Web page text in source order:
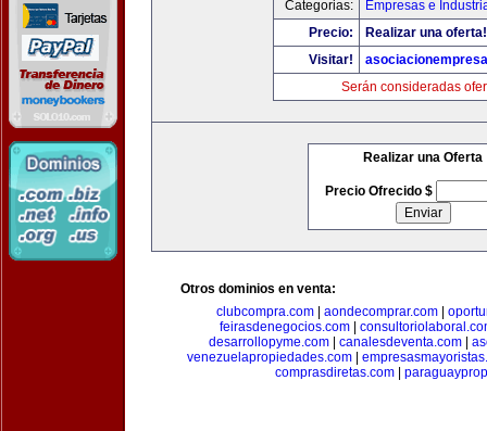
Categorias:
Empresas e
Precio:
Realizar una oferta!
Visitar!
Serán consideradas
Realizar una Oferta
Precio Ofrecido $
Otros dominios en venta:
clubcompra.com
aondecomprar.com
feirasdenegocios.com|
desarrollopyme.com| canalesdeventa.com|
venezuelapropiedades.com|
comprasdiretas.com